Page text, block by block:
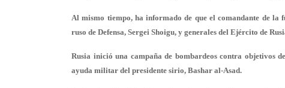
Al mismo tiempo, ha informado de que el comandante de
ruso de Defensa, Sergei Shoigu, y generales del Ejército de
Rusia inició una campaña de bombardeos contra objetivos
ayuda militar del presidente sirio, Bashar al-Asad.